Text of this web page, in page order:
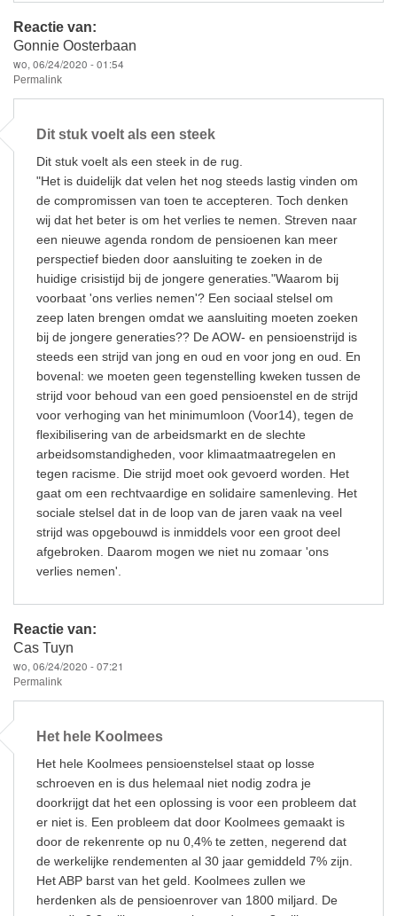
Reactie van:
Gonnie Oosterbaan
wo, 06/24/2020 - 01:54
Permalink
Dit stuk voelt als een steek
Dit stuk voelt als een steek in de rug.
"Het is duidelijk dat velen het nog steeds lastig vinden om
de compromissen van toen te accepteren. Toch denken
wij dat het beter is om het verlies te nemen. Streven naar
een nieuwe agenda rondom de pensioenen kan meer
perspectief bieden door aansluiting te zoeken in de
huidige crisistijd bij de jongere generaties."Waarom bij
voorbaat 'ons verlies nemen'? Een sociaal stelsel om
zeep laten brengen omdat we aansluiting moeten zoeken
bij de jongere generaties?? De AOW- en pensioenstrijd is
steeds een strijd van jong en oud en voor jong en oud. En
bovenal: we moeten geen tegenstelling kweken tussen de
strijd voor behoud van een goed pensioenstel en de strijd
voor verhoging van het minimumloon (Voor14), tegen de
flexibilisering van de arbeidsmarkt en de slechte
arbeidsomstandigheden, voor klimaatmaatregelen en
tegen racisme. Die strijd moet ook gevoerd worden. Het
gaat om een rechtvaardige en solidaire samenleving. Het
sociale stelsel dat in de loop van de jaren vaak na veel
strijd was opgebouwd is inmiddels voor een groot deel
afgebroken. Daarom mogen we niet nu zomaar 'ons
verlies nemen'.
Reactie van:
Cas Tuyn
wo, 06/24/2020 - 07:21
Permalink
Het hele Koolmees
Het hele Koolmees pensioenstelsel staat op losse
schroeven en is dus helemaal niet nodig zodra je
doorkrijgt dat het een oplossing is voor een probleem dat
er niet is. Een probleem dat door Koolmees gemaakt is
door de rekenrente op nu 0,4% te zetten, negerend dat
de werkelijke rendementen al 30 jaar gemiddeld 7% zijn.
Het ABP barst van het geld. Koolmees zullen we
herdenken als de pensioenrover van 1800 miljard. De